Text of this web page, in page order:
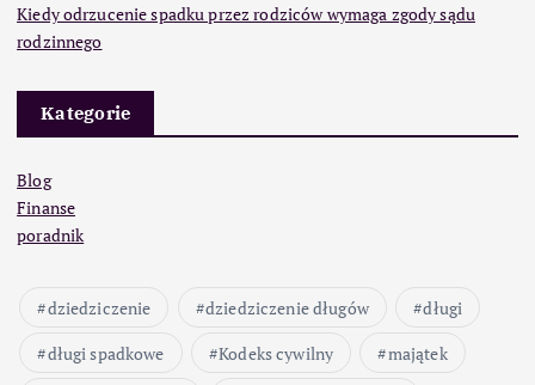
Kiedy odrzucenie spadku przez rodziców wymaga zgody sądu
rodzinnego
Kategorie
Blog
Finanse
poradnik
dziedziczenie dziedziczenie długów
długi
długi spadkowe
Kodeks cywilny
majątek